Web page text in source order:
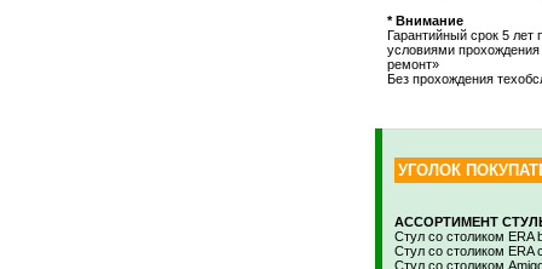
* Внимание
Гарантийный срок 5 лет
условиями
ремонт»
Без прохождения
УГОЛОК
АССОРТИМЕНТ
Стул со столиком ERA
Стул со столиком ERA
Стул со столиком